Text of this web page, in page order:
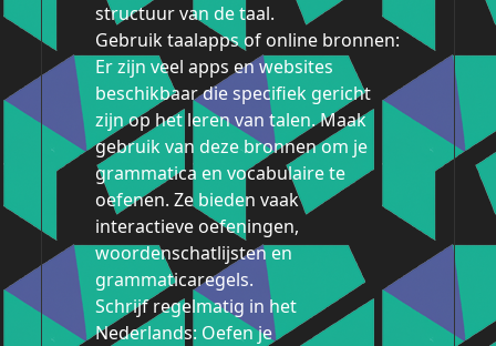
structuur van de taal.
Gebruik taalapps of online bronnen:
Er zijn veel apps en websites
beschikbaar die specifiek gericht
zijn op het leren van talen. Maak
gebruik van deze bronnen om je
grammatica en vocabulaire te
oefenen. Ze bieden vaak
interactieve oefeningen,
woordenschatlijsten en
grammaticaregels.
Schrijf regelmatig in het
Nederlands: Oefen je